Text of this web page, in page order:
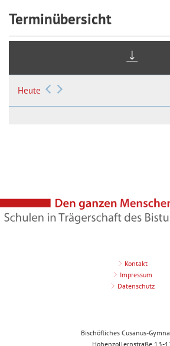
Terminübersicht
Heute
Kontakt
Impressum
Datenschutz
Bischöfliches Cusanus-
Hohenzollernstraße 13-